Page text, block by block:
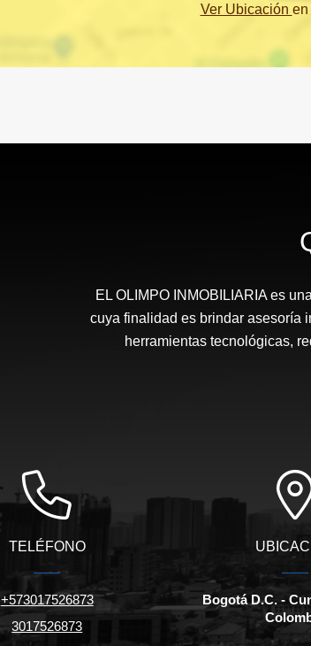
Ver Ubicación en
EL OLIMPO INMOBILIARIA es
cuya finalidad es brindar asesoría
herramientas tecnológicas,
TELÉFONO
+573017526873
3017526873
Bogotá D.C. -